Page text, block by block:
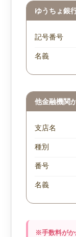
ゆうちょ銀
記号番号
名義
他金融機関
支店名
種別
番号
名義
※手数料がか